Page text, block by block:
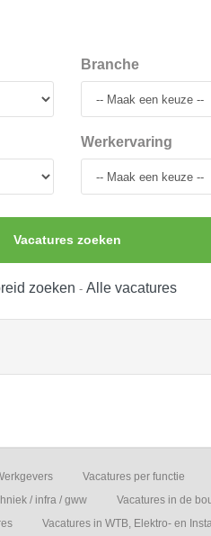
Branche
Werkervaring
Vacatures zoeken
zoeken - Alle vacatures
Vacatures per functie
/ infra / gww
Vacatures in de
Vacatures in WTB, Elektro- en